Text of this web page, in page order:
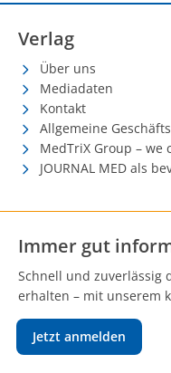
Verlag
Über uns
Mediadaten
Kontakt
Allgemeine
MedTriX Group –
JOURNAL MED als
Immer gut
Schnell und zuverlässig
erhalten – mit unserem
Jetzt anmelden